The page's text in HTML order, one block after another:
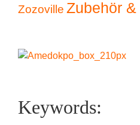
Zozoville Zubehör
Keywords: